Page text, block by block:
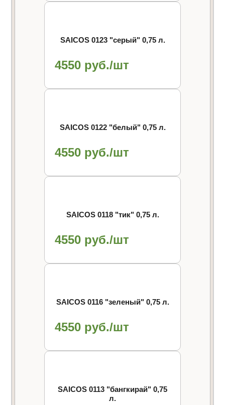
SAICOS 0123 "cерый" 0,75 л.
4550 руб./шт
SAICOS 0122 "белый" 0,75 л.
4550 руб./шт
SAICOS 0118 "тик" 0,75 л.
4550 руб./шт
SAICOS 0116 "зеленый" 0,75 л.
4550 руб./шт
SAICOS 0113 "бангкирай" 0,75
л.